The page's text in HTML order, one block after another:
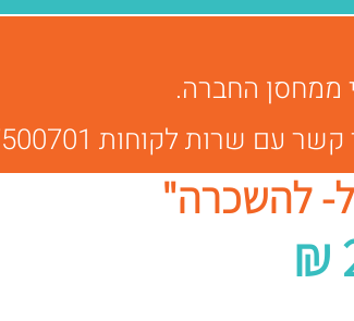
ממחסן החברה.
לקוחות 058-7500701
להשכרה"